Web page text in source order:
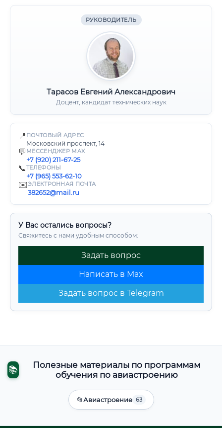
РУКОВОДИТЕЛЬ
Тарасов Евгений Александрович
Доцент, кандидат технических наук
📍 ПОЧТОВЫЙ АДРЕС
Московский проспект, 14
💬 МЕССЕНДЖЕР MAX
+7 (920) 211-67-25
📞ТЕЛЕФОНЫ
+7 (965) 553-62-10
✉️ЭЛЕКТРОННАЯ ПОЧТА
382652@mail.ru
У Вас остались вопросы?
Свяжитесь с нами удобным способом:
Задать вопрос
Написать в Max
Задать вопрос в Telegram
📚
Полезные материалы по программам
обучения по авиастроению
📂Авиастроение 63